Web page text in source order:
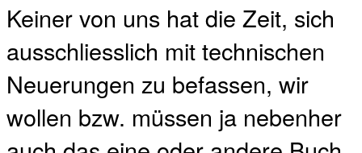
Keiner von uns hat die Zeit, sich
ausschliesslich mit technischen
Neuerungen zu befassen, wir
wollen bzw. müssen ja nebenher